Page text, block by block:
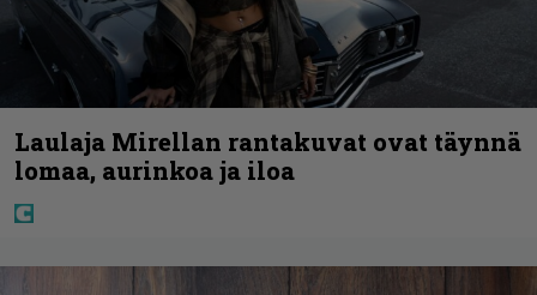
Laulaja Mirellan rantakuvat ovat täynnä
lomaa, aurinkoa ja iloa